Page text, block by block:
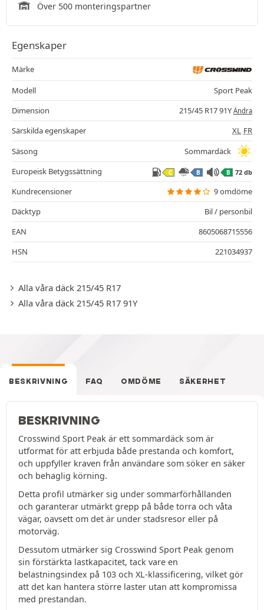
Över 500 monteringspartner
Egenskaper
Märke
Modell
Sport Peak
Dimension
215/45 R17 91Y Ändra
Särskilda egenskaper XL FR
Säsong
Sommardäck
Europeisk Betygssättning
C B B 72 db
Kundrecensioner
9 omdöme
Däcktyp
Bil / personbil
EAN
8605068715556
HSN
221034937
Alla våra däck 215/45 R17
Alla våra däck 215/45 R17 91Y
BESKRIVNING FAQ OMDÖME SÄKERHET
BESKRIVNING
Crosswind Sport Peak är ett sommardäck som är
utformat för att erbjuda både prestanda och komfort,
och uppfyller kraven från användare som söker en säker
och behaglig körning.
Detta profil utmärker sig under sommarförhållanden
och garanterar utmärkt grepp på både torra och våta
vägar, oavsett om det är under stadsresor eller på
motorväg.
Dessutom utmärker sig Crosswind Sport Peak genom
sin förstärkta lastkapacitet, tack vare en
belastningsindex på 103 och XL-klassificering, vilket gör
att det kan hantera större laster utan att kompromissa
med prestandan.